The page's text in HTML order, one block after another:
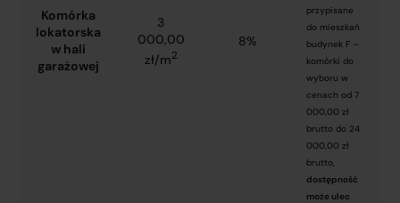
Komórka
lokatorska
w hali
garażowej
3
000,00
zł/m2
8%
przypisane
do mieszkań
budynek F –
komórki do
wyboru w
cenach od 7
000,00 zł
brutto do 24
000,00 zł
brutto,
dostępność
może ulec